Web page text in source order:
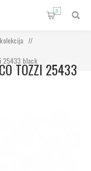
0
/
25433 black
TOZZI 25433